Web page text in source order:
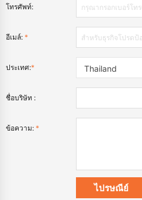
โทรศัพท์:
อีเมล์: *
ประเทศ:* Thailand
ชื่อบริษัท :
ข้อความ: *